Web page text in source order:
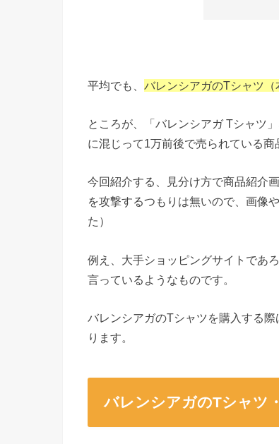
平均でも、 バレンシアガのTシャツ
ところが、「バレンシアガ Tシャツ
に混じって1万前後で売られている商
今回紹介する、見分け方で商品紹介
を攻撃するつもりは無いので、画像
た）
例え、大手ショッピングサイトであ
言っているようなものです。
バレンシアガのTシャツを購入する
ります。
バレンシアガのTシャツ